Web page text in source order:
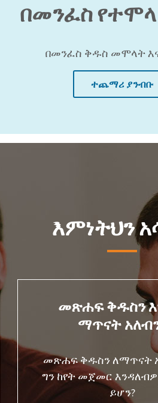
በመንፈስ
በመንፈስ ቅዱስ መሞላት
ተጨማሪ ያንብቡ
እምነትህን
መጽሐፍ ቅዱስን
ማጥናት
መጽሐፍ ቅዱስን ለማጥናት
ግን ከየት መጀመር
ይሆን?